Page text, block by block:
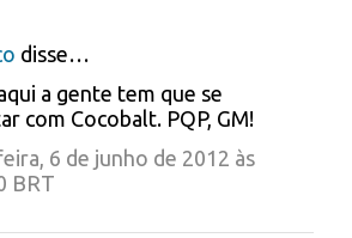
disse…
a gente tem que se
com Cocobalt. PQP, GM!
6 de junho de 2012 às
BRT